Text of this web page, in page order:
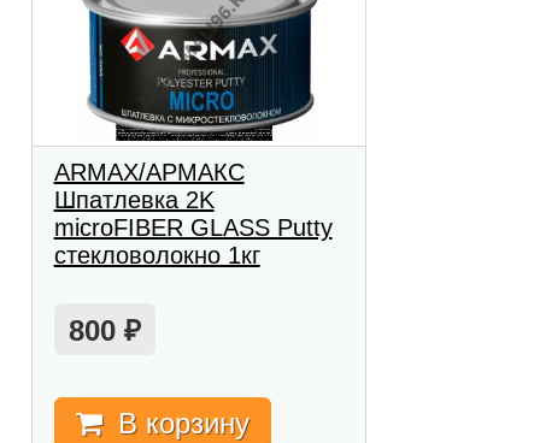
ARMAX/АРМАКС
Шпатлевка 2K
microFIBER GLASS Putty
стекловолокно 1кг
800 ₽
В корзину